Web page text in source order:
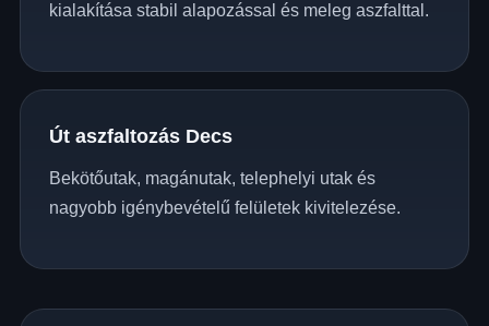
kialakítása stabil alapozással és meleg aszfalttal.
Út aszfaltozás Decs
Bekötőutak, magánutak, telephelyi utak és
nagyobb igénybevételű felületek kivitelezése.